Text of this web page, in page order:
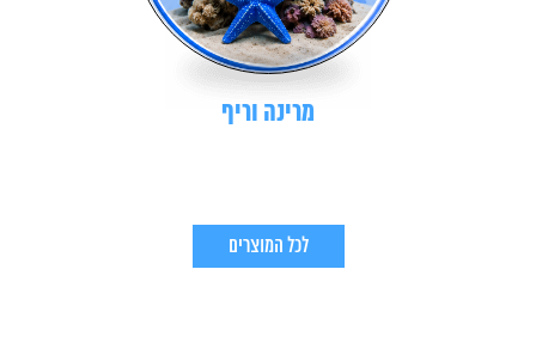
מרינה וריף
לכל המוצרים